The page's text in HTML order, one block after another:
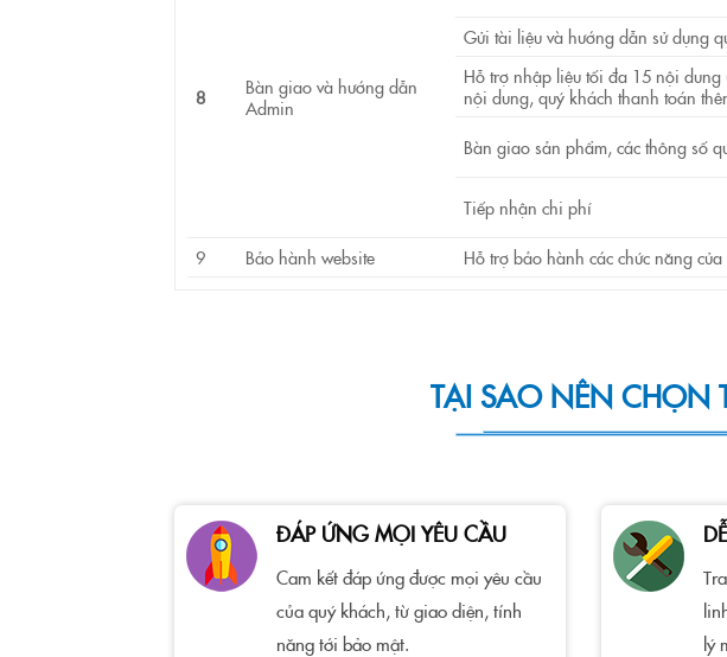
8
Bàn giao và hướng dẫn
Admin
Gửi tài liệu và hướng dẫn sử dụng
Hỗ trợ nhập liệu tối đa 15 nội
nội dung, quý khách thanh toán
Bàn giao sản phẩm, các thông số
Tiếp nhận chi phí
9
Bảo hành website Hỗ trợ bảo hành các chức năng
TẠI SAO NÊN CHỌN
ĐÁP ỨNG MỌI YÊU CẦU
Cam kết đáp ứng được mọi yêu cầu
của quý khách, từ giao diện, tính
năng tới bảo mật.
lý